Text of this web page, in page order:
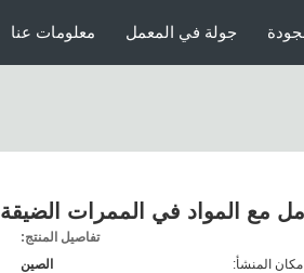
معلومات عنا جولة في المعمل
مع المواد في الممرات الضيقة
تفاصيل المنتج:
مكان المنشأ:
الصين